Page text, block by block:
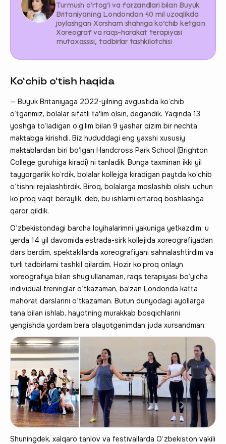
Turmush o‘rtog‘i va farzandlari bilan Buyuk
Britaniyaning Londondan 40 mil uzoqlikda
joylashgan Xorsham shahriga ko‘chib ketgan
Xoreograf va raqs-harakat terapiyasi
mutaxassisi, tadbirlar tashkilotchisi
Ko‘chib o‘tish haqida
— Buyuk Britaniyaga 2022-yilning avgustida ko‘chib
o‘tganmiz, bolalar sifatli ta'lim olsin, degandik. Yaqinda 13
yoshga to‘ladigan o‘g‘lim bilan 9 yashar qizim bir nechta
maktabga kirishdi. Biz hududdagi eng yaxshi xususiy
maktablardan biri bo‘lgan Handcross Park School (Brighton
College guruhiga kiradi) ni tanladik. Bunga taxminan ikki yil
tayyorgarlik ko‘rdik, bolalar kollejga kiradigan paytda ko‘chib
o‘tishni rejalashtirdik. Biroq, bolalarga moslashib olishi uchun
ko‘proq vaqt beraylik, deb, bu ishlarni ertaroq boshlashga
qaror qildik.
O‘zbekistondagi barcha loyihalarimni yakuniga yetkazdim, u
yerda 14 yil davomida estrada-sirk kollejida xoreografiyadan
dars berdim, spektakllarda xoreografiyani sahnalashtirdim va
turli tadbirlarni tashkil qilardim. Hozir ko‘proq onlayn
xoreografiya bilan shug‘ullanaman, raqs terapiyasi bo‘yicha
individual treninglar o‘tkazaman, ba'zan Londonda katta
mahorat darslarini o‘tkazaman. Butun dunyodagi ayollarga
tana bilan ishlab, hayotning murakkab bosqichlarini
yengishda yordam bera olayotganimdan juda xursandman.
Shuningdek, xalqaro tanlov va festivallarda O‘zbekiston vakili